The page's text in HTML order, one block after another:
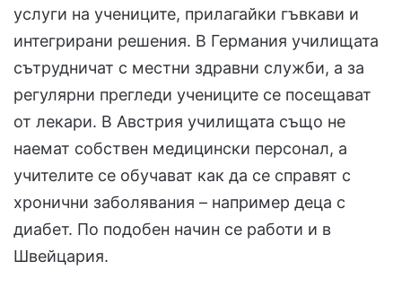
услуги на учениците, прилагайки гъвкави и
интегрирани решения. В Германия училищата
сътрудничат с местни здравни служби, а за
регулярни прегледи учениците се посещават
от лекари. В Австрия училищата също не
наемат собствен медицински персонал, а
учителите се обучават как да се справят с
хронични заболявания – например деца с
диабет. По подобен начин се работи и в
Швейцария.